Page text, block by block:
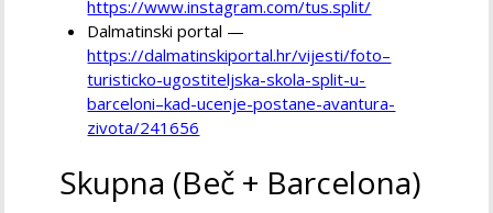
https://www.instagram.com/tus.split/
Dalmatinski portal —
https://dalmatinskiportal.hr/vijesti/foto–
turisticko-ugostiteljska-skola-split-u-
barceloni–kad-ucenje-postane-avantura-
zivota/241656
Skupna (Beč + Barcelona)